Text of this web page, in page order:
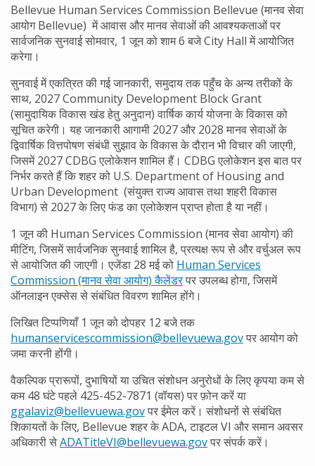
Bellevue Human Services Commission Bellevue (मानव सेवा
आयोग Bellevue) में आवास और मानव सेवाओं की आवश्यकताओं पर
सार्वजनिक सुनवाई सोमवार, 1 जून को शाम 6 बजे City Hall में आयोजित
करेगा।
सुनवाई में एकत्रित की गई जानकारी, समुदाय तक पहुँच के अन्य तरीकों के
साथ, 2027 Community Development Block Grant
(सामुदायिक विकास खंड हेतु अनुदान) वार्षिक कार्य योजना के विकास को
सूचित करेगी। यह जानकारी आगामी 2027 और 2028 मानव सेवाओं के
द्विवार्षिक वित्तपोषण संबंधी सुझाव के विकास के दौरान भी विचार की जाएगी,
जिसमें 2027 CDBG एलोकेशन शामिल हैं। CDBG एलोकेशन इस बात पर
निर्भर करते हैं कि शहर को U.S. Department of Housing and
Urban Development (संयुक्त राज्य आवास तथा शहरी विकास
विभाग) से 2027 के लिए फंड का एलोकेशन प्राप्त होता है या नहीं।
1 जून की Human Services Commission (मानव सेवा आयोग) की
मीटिंग, जिसमें सार्वजनिक सुनवाई शामिल है, प्रत्यक्ष रूप से और वर्चुअल रूप
से आयोजित की जाएगी। एजेंडा 28 मई को Human Services
Commission (मानव सेवा आयोग) कैलेंडरपर उपलब्ध होगा, जिसमें
ऑनलाइन एक्सेस से संबंधित विवरण शामिल होंगे।
लिखित टिप्पणियाँ 1 जून को दोपहर 12 बजे तक
humanservicescommission@bellevuewa.govपर आयोग को
जमा करनी होंगी।
वैकल्पिक प्रारूपों, दुभाषियों या उचित संशोधन अनुरोधों के लिए कृपया कम से
कम 48 घंटे पहले 425-452-7871 (वॉयस) पर फ़ोन करें या
ggalaviz@bellevuewa.govपर ईमेल करें। संशोधनों से संबंधित
शिकायतों के लिए, Bellevue शहर के ADA, टाइटल VI और समान अवसर
अधिकारी सेADATitleVI@bellevuewa.govपर संपर्क करें।